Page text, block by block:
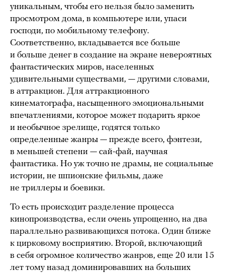
уникальным, чтобы его нельзя было заменить
просмотром дома, в компьютере или, упаси
господи, по мобильному телефону.
Соответственно, вкладывается все больше
и больше денег в создание на экране невероятных
фантастических миров, населенных
удивительными существами, — другими словами,
в аттракцион. Для аттракционного
кинематографа, насыщенного эмоциональными
впечатлениями, которое может подарить яркое
и необычное зрелище, годятся только
определенные жанры — прежде всего, фэнтези,
в меньшей степени — сай-фай, научная
фантастика. Но уж точно не драмы, не социальные
истории, не шпионские фильмы, даже
не триллеры и боевики.
То есть происходит разделение процесса
кинопроизводства, если очень упрощенно, на два
параллельно развивающихся потока. Один ближе
к цирковому восприятию. Второй, включающий
в себя огромное количество жанров, еще 20 или 15
лет тому назад доминировавших на больших